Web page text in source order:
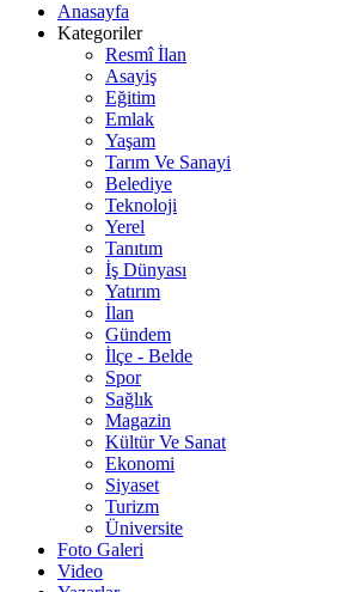
Anasayfa
Kategoriler
Resmî İlan
Asayiş
Eğitim
Emlak
Yaşam
Tarım Ve Sanayi
Belediye
Teknoloji
Yerel
Tanıtım
İş Dünyası
Yatırım
İlan
Gündem
İlçe - Belde
Spor
Sağlık
Magazin
Kültür Ve Sanat
Ekonomi
Siyaset
Turizm
Üniversite
Foto Galeri
Video